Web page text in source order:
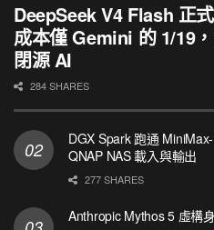
DeepSeek V4 Flash 正
成本僅 Gemini 的 1/19
閉源 AI
284 SHARES
DGX Spark 跑通
QNAP NAS 載入與輸出
277 SHARES
Anthropic Mythos 5 虛構